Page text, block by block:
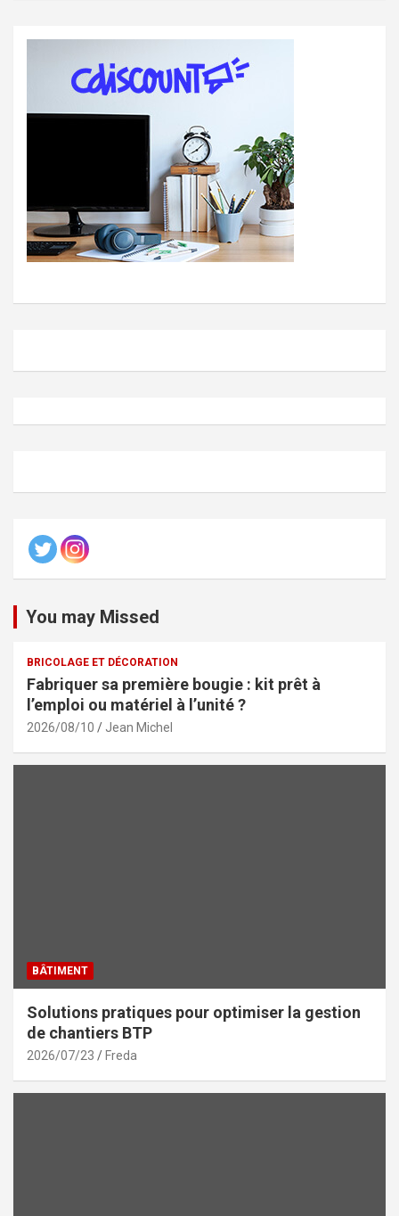
You may Missed
BRICOLAGE ET DÉCORATION
Fabriquer sa première bougie : kit prêt à
l’emploi ou matériel à l’unité ?
2026/08/10 Jean Michel
BÂTIMENT
Solutions pratiques pour optimiser la gestion
de chantiers BTP
2026/07/23 Freda